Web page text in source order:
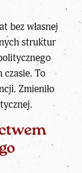
bez własnej
struktur
czasie. To
Zmieniło